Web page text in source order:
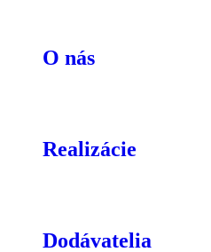
O nás
Realizácie
Dodávatelia